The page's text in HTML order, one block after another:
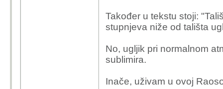
Također u tekstu stoji:
stupnjeva niže od tališta
No, ugljik pri normalnom
sublimira.
Inače, uživam u ovoj